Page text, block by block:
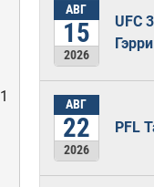
АВГ
15
2026
UFC
Гэрри
АВГ
22
2026
PFL